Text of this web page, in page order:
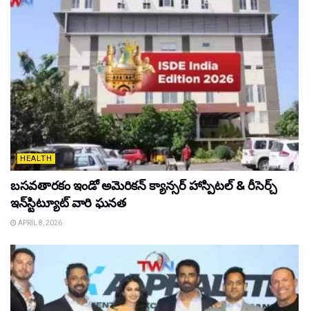
HEALTH
బసవతారకం ఇండో అమెరికన్ క్యాన్సర్ హాస్పిటల్ & రీసెర్చ్
ఇన్‌స్టిట్యూట్ వారి ఘనత
APRIL 8, 2026